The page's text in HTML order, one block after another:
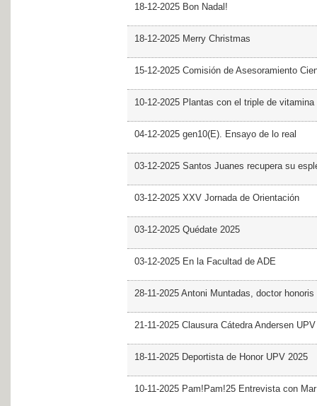
18-12-2025 Bon Nadal!
18-12-2025 Merry Christmas
15-12-2025 Comisión de Asesoramiento
10-12-2025 Plantas con el triple de vitamina
04-12-2025 gen10(E). Ensayo de lo real
03-12-2025 Santos Juanes recupera su
03-12-2025 XXV Jornada de Orientación
03-12-2025 Quédate 2025
03-12-2025 En la Facultad de ADE
28-11-2025 Antoni Muntadas, doctor
21-11-2025 Clausura Cátedra Andersen UPV
18-11-2025 Deportista de Honor UPV 2025
10-11-2025 Pam!Pam!25 Entrevista con